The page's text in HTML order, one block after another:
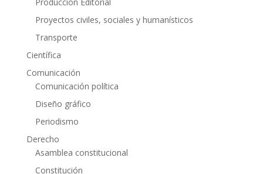
Proyectos civiles, sociales y humanísticos
Transporte
Científica
Comunicación
Comunicación política
Diseño gráfico
Periodismo
Derecho
Asamblea constitucional
Constitución